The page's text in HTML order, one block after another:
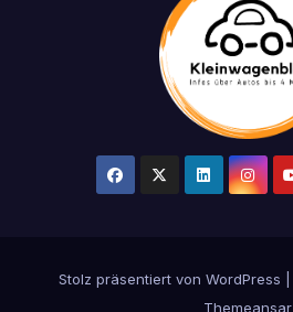
Stolz präsentiert von WordPress
Themeansar